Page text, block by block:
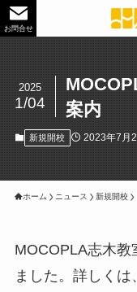
お問合せ
案内
2025
1/04
新規開校 2023年7月
ホーム ニュース 新規開校
MOCOPLA志木教
ました。詳しくは、